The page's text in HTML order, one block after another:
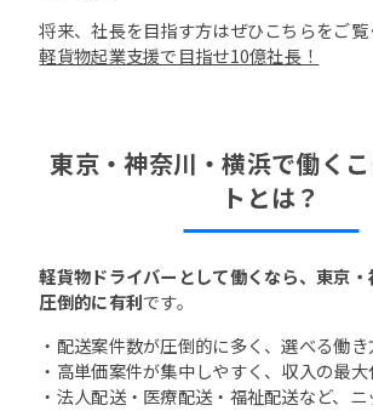
将来、社長を目指す方はぜひこちらをご覧
軽貨物起業支援で目指せ10億社長！
東京・神奈川・横浜で働く
トとは？
軽貨物ドライバーとして働くなら、東京
圧倒的に有利です。
・配送案件数が圧倒的に多く、選べる働
・高単価案件が集中しやすく、収入の最
・法人配送・医療配送・福祉配送など、